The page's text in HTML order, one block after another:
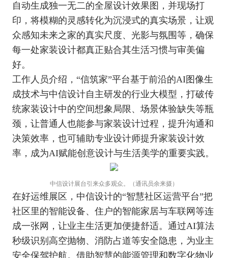
自动生成独一无二的全屋设计效果图，并现场打
印，将模糊的灵感转化为沉浸式的真实场景，让观
众感知未来之家的真实尺度、光影与氛围等，确保
每一处家装设计都真正贴合其生活习惯与审美偏
好。
工作人员介绍，“信筑家”平台基于前沿的AI图像生
成技术与中信设计自主研发的行业大模型，打破传
统家装设计中的空间想象局限、场景体验缺失等瓶
颈，让普通人也能参与家装设计过程，提升沟通和
决策效率，也可辅助专业设计师提升家装设计效
率，成为AI赋能创意设计与生活美学的重要实践。
中信设计展台引来众多观众。（通讯员余来摄）
在好运维展区，中信设计的“智慧社区运营平台”把
社区里的智能设备、住户的智能家居与车联网等连
成一张网，让业主生活更加便捷舒适。通过AI算法
秒级识别高空抛物、消防占道等安全隐患，为业主
安全保驾护航。借助智慧的能源管理和数字化物业